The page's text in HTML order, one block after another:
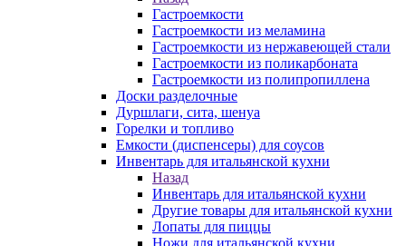
Гастроемкости
Гастроемкости из меламина
Гастроемкости из нержавеющей стали
Гастроемкости из поликарбоната
Гастроемкости из полипропиллена
Доски разделочные
Дуршлаги, сита, шенуа
Горелки и топливо
Емкости (диспенсеры) для соусов
Инвентарь для итальянской кухни
Назад
Инвентарь для итальянской кухни
Другие товары для итальянской кухни
Лопаты для пиццы
Ножи для итальянской кухни